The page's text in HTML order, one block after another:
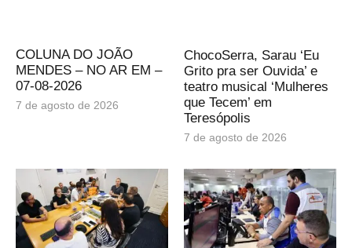
COLUNA DO JOÃO
MENDES – NO AR EM –
07-08-2026
7 de agosto de 2026
ChocoSerra, Sarau ‘Eu
Grito pra ser Ouvida’ e
teatro musical ‘Mulheres
que Tecem’ em
Teresópolis
7 de agosto de 2026